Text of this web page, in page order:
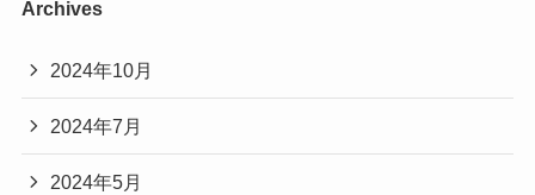
Archives
2024年10月
2024年7月
2024年5月